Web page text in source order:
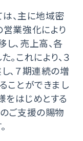
、主に地域密
業強化により
、売上高、各
これにより、３
、７期連続の増
ことができまし
をはじめとする
ご支援の賜物